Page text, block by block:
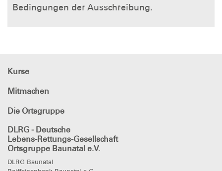
Bedingungen der Ausschreibung.
Kurse
Mitmachen
Die Ortsgruppe
DLRG - Deutsche
Lebens-Rettungs-Gesellschaft
Ortsgruppe Baunatal e.V.
DLRG Baunatal